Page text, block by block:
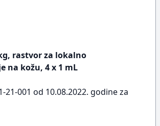
rastvor za lokalno
na kožu, 4 x 1 mL
21-001 od 10.08.2022. godine za